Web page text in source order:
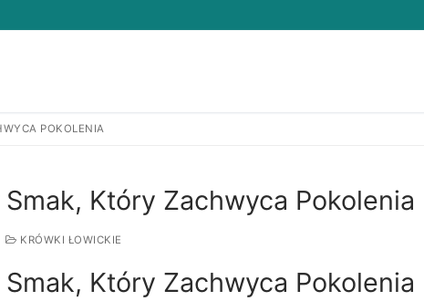
POKOLENIA
Który Zachwyca Pokolenia
KRÓWKI ŁOWICKIE
Który Zachwyca Pokolenia